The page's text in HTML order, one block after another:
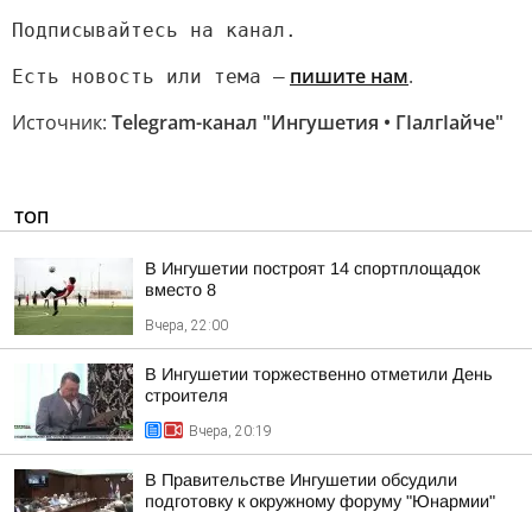
Подписывайтесь на канал.
Есть новость или тема — пишите нам.
Источник: Telegram-канал "Ингушетия • ГIалгIайче"
ТОП
В Ингушетии построят 14 спортплощадок
вместо 8
Вчера, 22:00
В Ингушетии торжественно отметили День
строителя
Вчера, 20:19
В Правительстве Ингушетии обсудили
подготовку к окружному форуму "Юнармии"